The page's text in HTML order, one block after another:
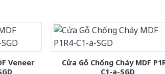
Veneer
Cửa Gỗ Chống Cháy MDF
C1-a-SGD